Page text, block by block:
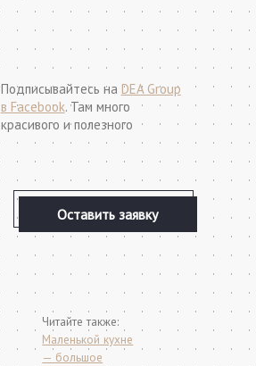
Подписывайтесь на DEA Group
в Facebook. Там много
красивого и полезного
Оставить заявку
Маленькой кухне
— большое